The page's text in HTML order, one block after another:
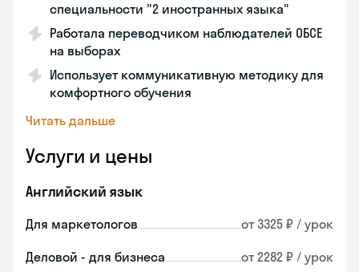
специальности "2 иностранных языка"
Работала переводчиком наблюдателей ОБСЕ
на выборах
Использует коммуникативную методику для
комфортного обучения
Читать дальше
Услуги и цены
Английский язык
Для маркетологов от 3325 ₽ / урок
Деловой - для бизнеса от 2282 ₽ / урок